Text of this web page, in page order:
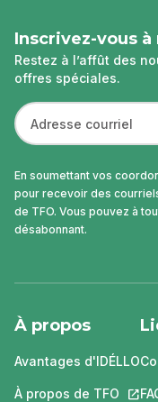
Inscrivez-vous
Restez à l’affût des
offres spéciales.
En soumettant vos
pour recevoir des
de TFO. Vous pouvez à
désabonnant.
À propos
Avantages d'IDÉLLO
À propos de TFO Ce